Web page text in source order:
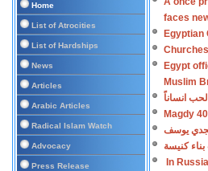
Home
List of Atrocities
List of Hardships
News
Articles
Arabic Articles
Radical Islam Watch
Advocacy
Press Release
faces
Egyptian
Egypt
Muslim
انساناً
Magdy
مجدي يوسف
كنيسة
In